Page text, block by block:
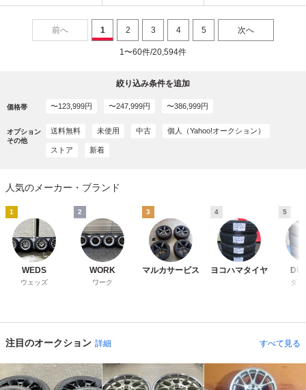
前へ 1 2 3 4 5 次へ
1〜60件/20,594件
絞り込み条件を追加
価格帯 〜123,999円 〜247,999円 〜386,999円
オプション
その他
送料無料 未使用 中古 個人（Yahoo!オークション）
ストア 新着
人気のメーカー・ブランド
1
WEDS
ウェッズ
2
WORK
ワーク
3
マルカサービス
4
ヨコハマタイヤ
5
ダン
注目のオークション 詳細 すべて見る